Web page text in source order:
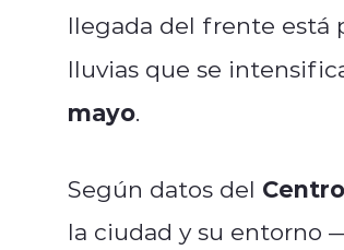
llegada del frente está
lluvias que se
mayo.
Según datos del
la ciudad y su entorno